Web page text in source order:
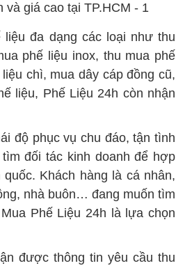
đa dạng các loại như thu
phế liệu inox, thu mua phế
chì, mua dây cáp đồng cũ,
liệu, Phế Liệu 24h còn nhận
độ phục vụ chu đáo, tận tình
đối tác kinh doanh để hợp
Khách hàng là cá nhân,
nhà buôn… đang muốn tìm
Phế Liệu 24h là lựa chọn
được thông tin yêu cầu thu